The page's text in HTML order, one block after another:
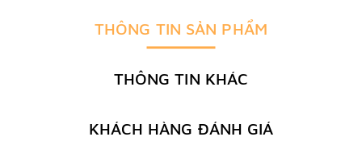
THÔNG TIN SẢN PHẨM
THÔNG TIN KHÁC
KHÁCH HÀNG ĐÁNH GIÁ